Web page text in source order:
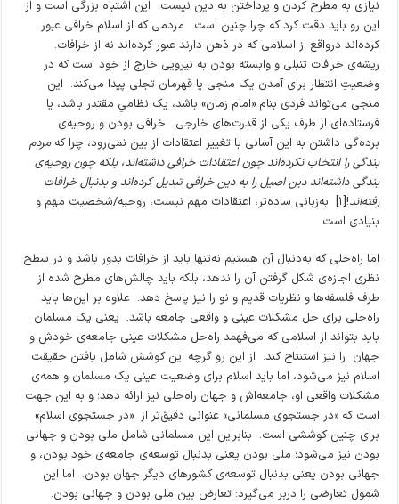
نیازی به مطرح کردن و پرداختن به دین نیست. این اشتباه بزرگی است و از
این رو باید دقت کرد که چرا چنین است. مردمی که از اسلام خرافی عبور
کرده‌اند در‌واقع از اسلامی که در ذهن دارند عبور کرده‌اند نه از خرافات.
ریشه‌ی خرافات تنبلی و وابسته بودن به نیرویی خارج از خود است که در
وضعیتِ انتظار برای آمدن یک منجی یا قهرمان تجلی پیدا می‌کند. این
منجی می‌تواند فردی بنام «امام زمان» باشد، یک نظامیِ مقتدر باشد، یا
فرستاده‌ای از طرف یکی از قدرت‌های خارجی. خرافی بودن و روحیه‌ی
برده‌گی داشتن به این آسانی با تغییر اعتقادات از بین نمی‌رود، چرا کهمردم
بندگی را انتخاب نکرده‌اند چون اعتقادات خرافی داشته‌اند، بلکه چون روحیه‌ی
بندگی داشته‌اند دین اصیل را به دین خرافی تبدیل کرده‌اند و بدنبال خرافات
رفته‌اند
![۱] به‌زبانی ساده‌تر، اعتقادات مهم نیست، روحیه/شخصیت مهم و
بنیادی است.
اما راه‌حلی که به‌دنبال آن هستیم نه‌تنها باید از خرافات بدور باشد و در سطح
نظری اجازه‌ی شکل گرفتن آن را ندهد، بلکه باید چالش‌های مطرح شده از
طرف فلسفه‌ها و نظریات قدیم و نو را نیز پاسخ دهد. علاوه بر این‌ها باید
راه‌حلی برای حل مشکلات عینی و واقعی جامعه باشد. یعنی یک مسلمان
باید بتواند از اسلامی که می‌فهمد راه‌حل مشکلات عینی جامعه‌ی خودش و
جهان را نیز استنتاج کند. از این رو گرچه این کوشش شامل یافتن حقیقت
اسلام نیز می‌شود، اما باید اسلام برای وضعیت عینی یک مسلمان و همه‌ی
مشکلات واقعی او، جامعه‌اش و جهان راه‌حلی نیز ارائه دهد؛ و به این جهت
است که «در جستجوی مسلمانی» عنوانی دقیق‌تر از «در جستجوی اسلام»
برای چنین کوششی است. بنابراین این مسلمانی شامل ملی بودن و جهانی
بودن نیز می‌شود؛ ملی بودن یعنی بدنبال توسعه‌ی جامعه‌ی خود بودن، و
جهانی بودن یعنی بدنبال توسعه‌ی کشورهای دیگر جهان بودن. اما این
شمول تعارضی را دربر می‌گیرد: تعارض بین ملی بودن و جهانی بودن.